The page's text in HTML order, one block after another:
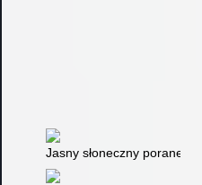
Jasny słoneczny poranek